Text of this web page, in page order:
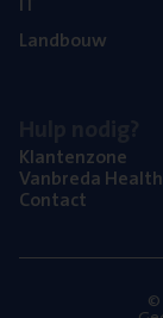
Land­bouw
Klan­ten­zo­ne
Van­b­re­da Health
Con­tact
©